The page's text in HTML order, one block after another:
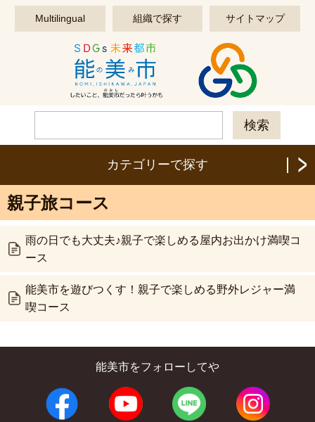
このページの本文へ移動する
Multilingual 組織で探す サイトマップ
カテゴリーで探す
親子旅コース
雨の日でも大丈夫♪親子で楽しめる屋内お出かけ満喫コ
ース
能美市を遊びつくす！親子で楽しめる野外レジャー満
喫コース
能美市をフォローしてや